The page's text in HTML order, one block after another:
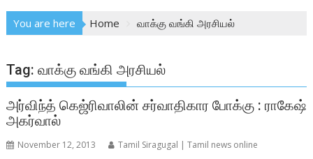
You are here Home வாக்கு வங்கி அரசியல்
Tag:வாக்கு வங்கி அரசியல்
அர்விந்த் கெஜ்ரிவாலின் சர்வாதிகார போக்கு : ராகேஷ்
அகர்வால்
November 12, 2013 Tamil Siragugal | Tamil news online